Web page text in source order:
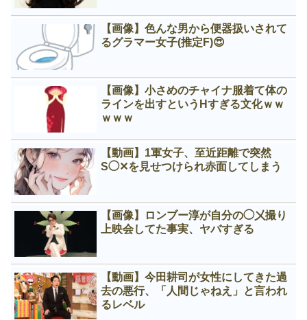
【画像】色んな男から便器扱いされて
るグラマー女子(推定F)😍
【画像】小さめのチャイナ服着て体の
ラインを出すというНすぎる文化ｗｗ
ｗｗｗ
【動画】1軍女子、至近距離で突然
S◯✕を見せつけられ赤面してしまう
【画像】ロンブー淳が自分の◯㐅撮り
上映会してた事実、ヤバすぎる
【動画】今田耕司が女性にしてきた過
去の悪行、「人間じゃねえ」と言われ
るレベル